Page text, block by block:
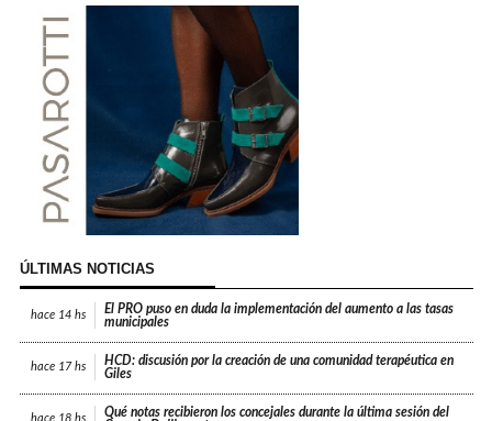
ÚLTIMAS NOTICIAS
hace 14 hs
El PRO puso en duda la implementación del aumento a las tasas
municipales
hace 17 hs
HCD: discusión por la creación de una comunidad terapéutica en
Giles
hace 18 hs
Qué notas recibieron los concejales durante la última sesión del